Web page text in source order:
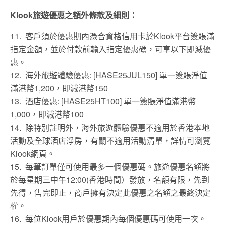
Klook旅遊優惠之額外條款及細則：
11. 客戶須於優惠期內憑合資格信用卡於Klook平台簽賬滿
指定金額，並於付款前輸入指定優惠碼，可享以下即減優
惠。
12. 海外旅遊體驗優惠: [HASE25JUL150] 單一簽賬淨值
滿港幣1,200，即減港幣150
13. 酒店優惠: [HASE25HT100] 單一簽賬淨值滿港幣
1,000，即減港幣100
14. 除特別註明外，海外旅遊體驗優惠不適用於香港本地
活動及全球酒店淨房，有關不適用活動清單，詳情可瀏覽
Klook網頁。
15. 每筆訂單僅可使用最多一個優惠碼。旅遊優惠名額將
於每星期三中午12:00(香港時間）發放，名額有限，先到
先得，售完即止，商戶擁有決定此優惠之名額之最終決定
權。
16. 每位Klook用戶於優惠期內每個優惠碼可使用一次。